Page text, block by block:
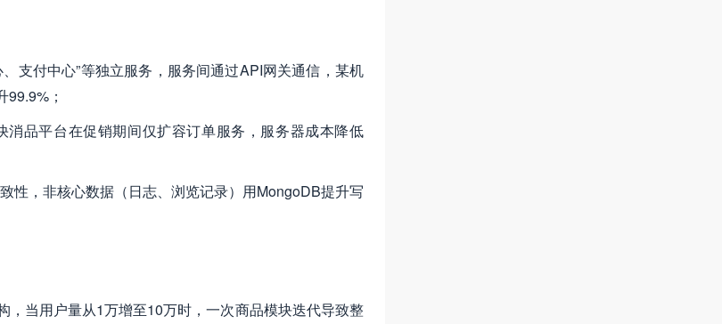
支付中心”等独立服务，服务间通过API网关通信，某机
；
品平台在促销期间仅扩容订单服务，服务器成本降低
性，非核心数据（日志、浏览记录）用MongoDB提升写
当用户量从1万增至10万时，一次商品模块迭代导致整